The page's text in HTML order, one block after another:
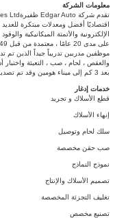
معلومات الشركة
اقتصاديًا أفضل ومعدلات مبتكرة
الإلكترونية والأتمتة الميكانيكية
والعقص ، لحام ، صب ، التعبئة
بعد 3 كم إلى ميناء هومين وقد تم تصدير المنتجات إلى أمريكا وأوروبا وإيزريا واليابان وما إلى ذلك.
خدمات إدغار
قطع الأسلاك و تجريد
إنهاء الأسلاك
سلك لحام وتوصيل
صب حقن مخصصة
نموذج النماذج
تصميم الأسلاك والإنتاج
تغليف التجزئة المخصصة
تصنيع مخصص